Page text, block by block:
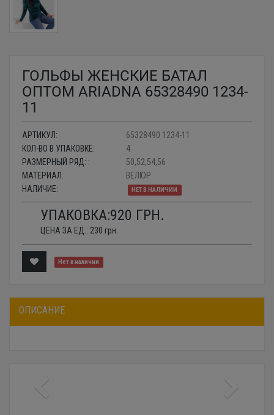
ГОЛЬФЫ ЖЕНСКИЕ БАТАЛ
ОПТОМ ARIADNA 65328490 1234-
11
АРТИКУЛ:
65328490 1234-11
КОЛ-ВО В УПАКОВКЕ:
4
РАЗМЕРНЫЙ РЯД: :
50,52,54,56
МАТЕРИАЛ:
ВЕЛЮР
НАЛИЧИЕ:
НЕТ В НАЛИЧИИ
УПАКОВКА:920 ГРН.
ЦЕНА ЗА ЕД.: 230 грн.
Нет в наличии
ОПИСАНИЕ